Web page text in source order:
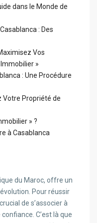
dans le Monde de
: Des
Vos
»
: Une Procédure
Votre Propriété de
» ?
à Casablanca
du Maroc, offre un
Pour réussir
de s’associer à
C’est là que